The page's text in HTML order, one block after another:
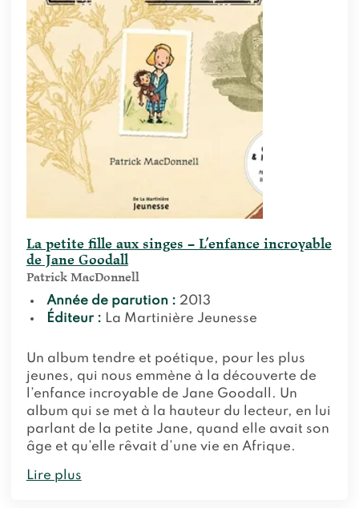
La petite fille aux singes – L’enfance incroyable
de Jane Goodall
Patrick MacDonnell
Année de parution : 2013
Éditeur : La Martinière Jeunesse
Un album tendre et poétique, pour les plus
jeunes, qui nous emmène à la découverte de
l’enfance incroyable de Jane Goodall. Un
album qui se met à la hauteur du lecteur, en lui
parlant de la petite Jane, quand elle avait son
âge et qu’elle rêvait d’une vie en Afrique.
Lire plus